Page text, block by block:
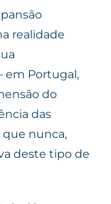
realidade
em Portugal,
do
das
que nunca,
deste tipo de